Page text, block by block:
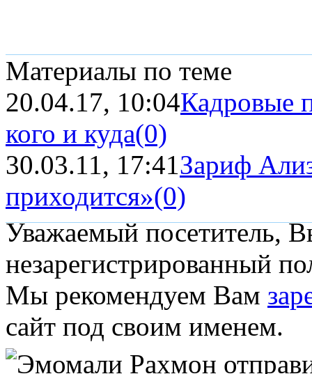
Материалы по теме
20.04.17, 10:04Кадровые
кого и куда(0)
30.03.11, 17:41Зариф
приходится»(0)
Уважаемый посетитель,
незарегистрированный
Мы рекомендуем Вам
сайт под своим именем.